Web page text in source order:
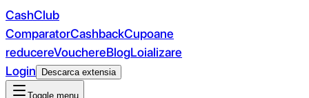
CashClub
ComparatorCashbackCupoane
reducereVouchereBlogLoializare
Login
Descarca extensia
Toggle menu